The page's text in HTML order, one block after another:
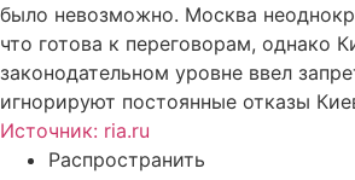
было невозможно. Москва
что готова к переговорам, однако
законодательном уровне ввел
игнорируют постоянные отказы
Источник: ria.ru
Распространить